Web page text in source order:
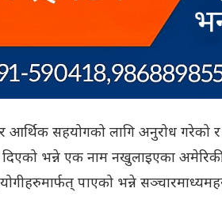
आर्थिक सहयोगको लागि अनुरोध गरेको
दिएको भन्ने एक नाम नखुलाइएका
पाएको भन्ने